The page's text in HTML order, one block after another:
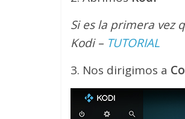
Si es la primera vez
Kodi – TUTORIAL
3. Nos dirigimos a